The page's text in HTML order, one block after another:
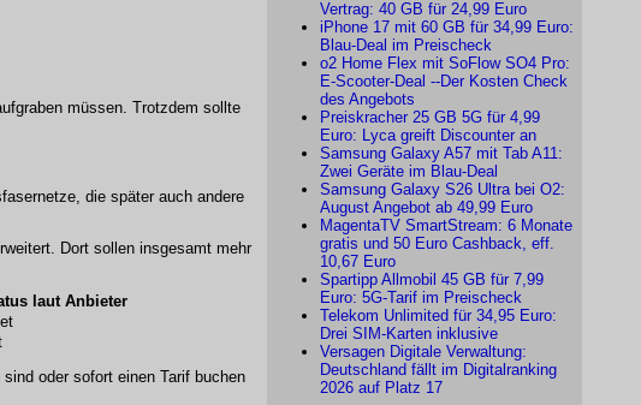
müssen. Trotzdem sollte
die später auch andere
Dort sollen insgesamt mehr
laut Anbieter
oder sofort einen Tarif buchen
Vertrag: 40 GB für 24,99 Euro
iPhone 17 mit 60 GB für 34,99 Euro:
Blau-Deal im Preischeck
o2 Home Flex mit SoFlow SO4 Pro:
E-Scooter-Deal --Der Kosten Check
des Angebots
Preiskracher 25 GB 5G für 4,99
Euro: Lyca greift Discounter an
Samsung Galaxy A57 mit Tab A11:
Zwei Geräte im Blau-Deal
Samsung Galaxy S26 Ultra bei O2:
August Angebot ab 49,99 Euro
MagentaTV SmartStream: 6 Monate
gratis und 50 Euro Cashback, eff.
10,67 Euro
Spartipp Allmobil 45 GB für 7,99
Euro: 5G-Tarif im Preischeck
Telekom Unlimited für 34,95 Euro:
Drei SIM-Karten inklusive
Versagen Digitale Verwaltung:
Deutschland fällt im Digitalranking
2026 auf Platz 17